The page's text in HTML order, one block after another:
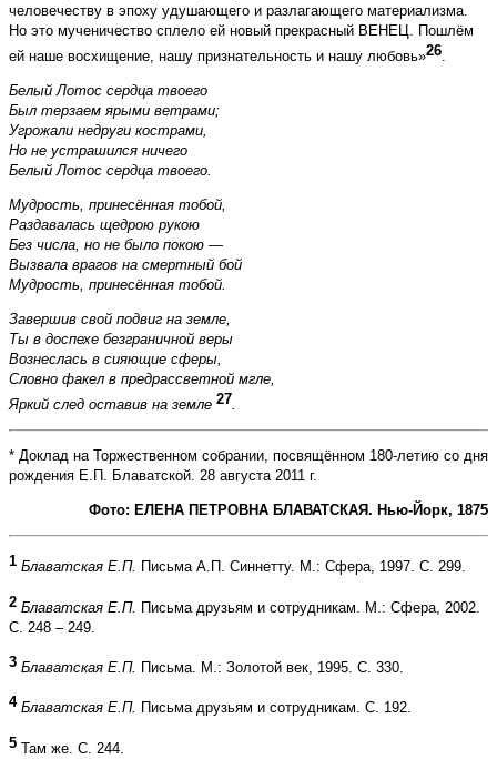
человечеству в эпоху удушающего и разлагающего материализма.
Но это мученичество сплело ей новый прекрасный ВЕНЕЦ. Пошлём
ей наше восхищение, нашу признательность и нашу любовь»26.
Белый Лотос сердца твоего
Был терзаем ярыми ветрами;
Угрожали недруги кострами,
Но не устрашился ничего
Белый Лотос сердца твоего.
Мудрость, принесённая тобой,
Раздавалась щедрою рукою
Без числа, но не было покою —
Вызвала врагов на смертный бой
Мудрость, принесённая тобой.
Завершив свой подвиг на земле,
Ты в доспехе безграничной веры
Вознеслась в сияющие сферы,
Словно факел в предрассветной мгле,
Яркий след оставив на земле 27.
* Доклад на Торжественном собрании, посвящённом 180-летию со дня
рождения Е.П. Блаватской. 28 августа 2011 г.
Фото: ЕЛЕНА ПЕТРОВНА БЛАВАТСКАЯ. Нью-Йорк, 1875
1 Блаватская Е.П. Письма А.П. Синнетту. М.: Сфера, 1997. С. 299.
2 Блаватская Е.П. Письма друзьям и сотрудникам. М.: Сфера, 2002.
С. 248 – 249.
3 Блаватская Е.П. Письма. М.: Золотой век, 1995. С. 330.
4 Блаватская Е.П. Письма друзьям и сотрудникам. С. 192.
5 Там же. С. 244.